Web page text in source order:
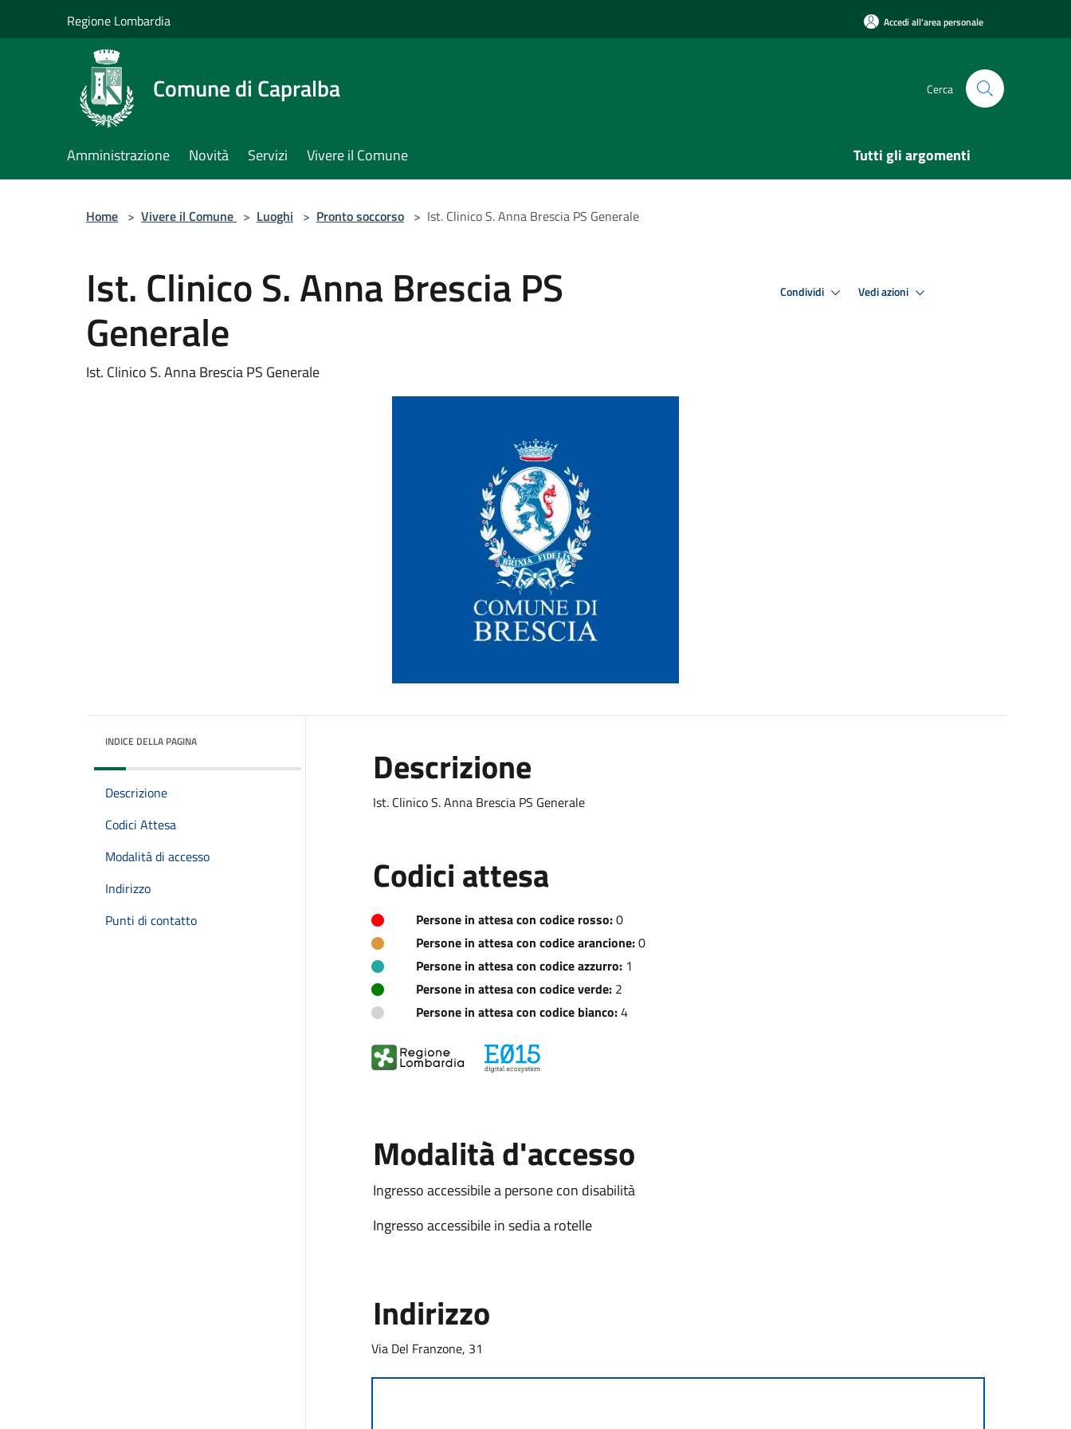
Regione Lombardia Accedi all'area personale
Comune di Capralba Cerca
Amministrazione Novità Servizi Vivere il Comune Tutti gli argomenti
Home > Vivere il Comune > Luoghi > Pronto soccorso > Ist. Clinico S. Anna Brescia PS Generale
Ist. Clinico S. Anna Brescia PS
Generale
Ist. Clinico S. Anna Brescia PS Generale
Condividi Vedi azioni
INDICE DELLA PAGINA
Descrizione
Codici Attesa
Modalità di accesso
Indirizzo
Punti di contatto
Descrizione
Ist. Clinico S. Anna Brescia PS Generale
Codici attesa
Persone in attesa con codice rosso:0
Persone in attesa con codice arancione:0
Persone in attesa con codice azzurro:1
Persone in attesa con codice verde:2
Persone in attesa con codice bianco:4
Modalità d'accesso
Ingresso accessibile a persone con disabilità
Ingresso accessibile in sedia a rotelle
Indirizzo
Via Del Franzone, 31